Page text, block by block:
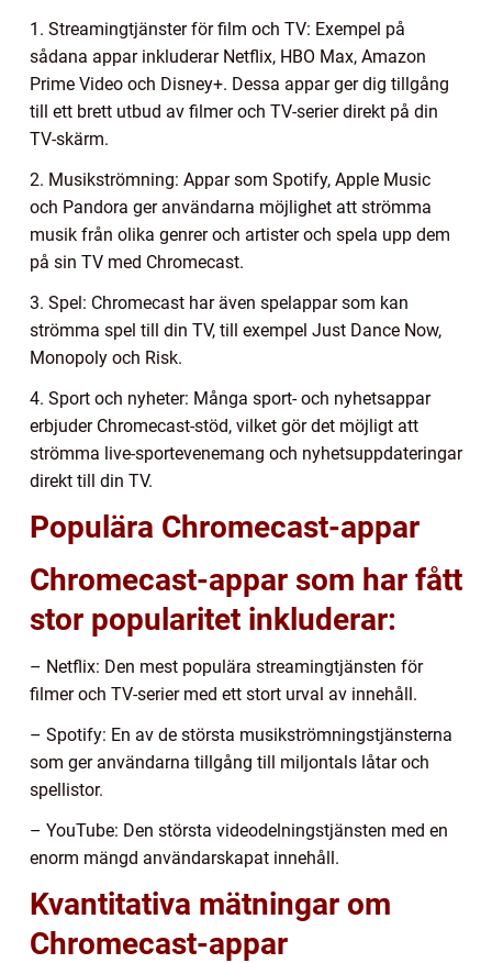
1. Streamingtjänster för film och TV: Exempel på
sådana appar inkluderar Netflix, HBO Max, Amazon
Prime Video och Disney+. Dessa appar ger dig tillgång
till ett brett utbud av filmer och TV-serier direkt på din
TV-skärm.
2. Musikströmning: Appar som Spotify, Apple Music
och Pandora ger användarna möjlighet att strömma
musik från olika genrer och artister och spela upp dem
på sin TV med Chromecast.
3. Spel: Chromecast har även spelappar som kan
strömma spel till din TV, till exempel Just Dance Now,
Monopoly och Risk.
4. Sport och nyheter: Många sport- och nyhetsappar
erbjuder Chromecast-stöd, vilket gör det möjligt att
strömma live-sportevenemang och nyhetsuppdateringar
direkt till din TV.
Populära Chromecast-appar
Chromecast-appar som har fått
stor popularitet inkluderar:
– Netflix: Den mest populära streamingtjänsten för
filmer och TV-serier med ett stort urval av innehåll.
– Spotify: En av de största musikströmningstjänsterna
som ger användarna tillgång till miljontals låtar och
spellistor.
– YouTube: Den största videodelningstjänsten med en
enorm mängd användarskapat innehåll.
Kvantitativa mätningar om
Chromecast-appar